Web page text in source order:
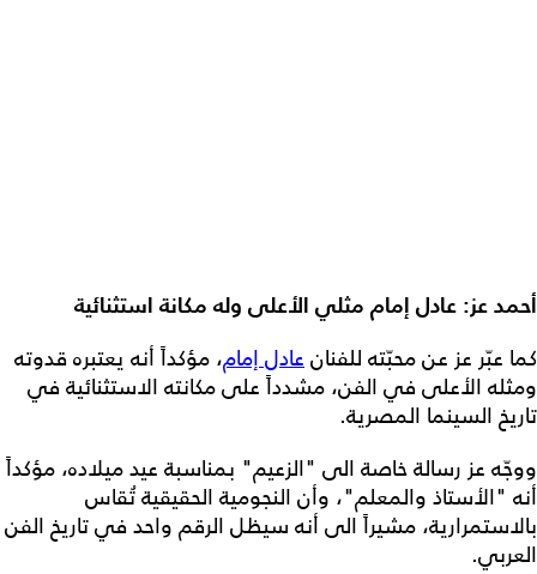
أحمد عز: عادل إمام مثلي الأعلى وله مكانة استثنائية
كما عبّر عز عن محبّته للفنانعادل إمام، مؤكداً أنه يعتبره قدوته
ومثله الأعلى في الفن، مشدداً على مكانته الاستثنائية في
تاريخ السينما المصرية.
ووجّه عز رسالة خاصة الى "الزعيم" بمناسبة عيد ميلاده، مؤكداً
أنه "الأستاذ والمعلم"، وأن النجومية الحقيقية تُقاس
بالاستمرارية، مشيراً الى أنه سيظل الرقم واحد في تاريخ الفن
العربي.